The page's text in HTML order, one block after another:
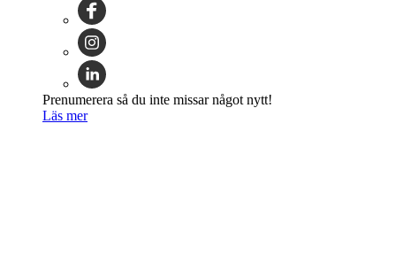
Prenumerera så du inte missar något nytt!
Läs mer